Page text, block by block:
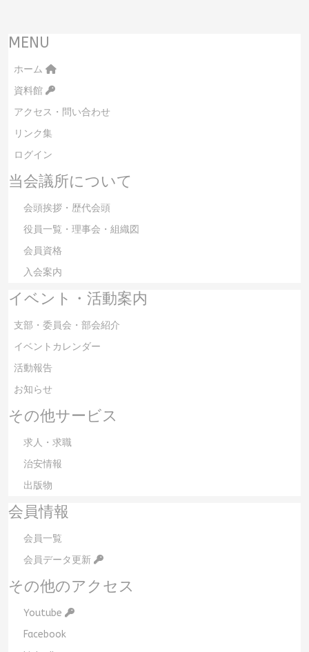
MENU
ホーム
資料館
アクセス・問い合わせ
リンク集
ログイン
当会議所について
会頭挨拶・歴代会頭
役員一覧・理事会・組織図
会員資格
入会案内
イベント・活動案内
支部・委員会・部会紹介
イベントカレンダー
活動報告
お知らせ
その他サービス
求人・求職
治安情報
出版物
会員情報
会員一覧
会員データ更新
その他のアクセス
Youtube
Facebook